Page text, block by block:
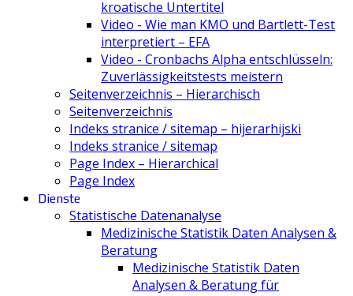
kroatische Untertitel
Video - Wie man KMO und Bartlett-Test
interpretiert – EFA
Video - Cronbachs Alpha entschlüsseln:
Zuverlässigkeitstests meistern
Seitenverzeichnis – Hierarchisch
Seitenverzeichnis
Indeks stranice / sitemap – hijerarhijski
Indeks stranice / sitemap
Page Index – Hierarchical
Page Index
Dienste
Statistische Datenanalyse
Medizinische Statistik Daten Analysen &
Beratung
Medizinische Statistik Daten
Analysen & Beratung für